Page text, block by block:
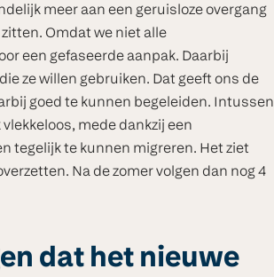
meer aan een geruisloze overgang
Omdat we niet alle
een gefaseerde aanpak. Daarbij
ze willen gebruiken. Dat geeft ons de
goed te kunnen begeleiden. Intussen
mede dankzij een
tegelijk te kunnen migreren. Het ziet
Na de zomer volgen dan nog 4
dat het nieuwe